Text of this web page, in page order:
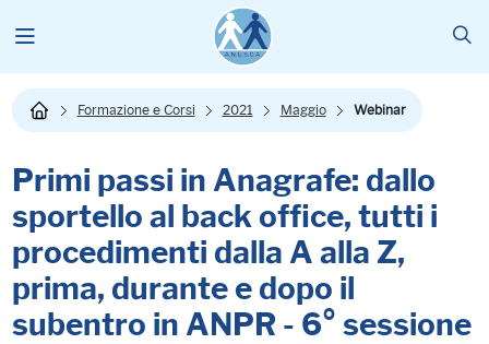
Formazione e Corsi 2021 Maggio Webinar
Primi passi in Anagrafe: dallo
sportello al backoffice, tutti i
procedimenti dalla A alla Z,
prima, durante e dopo il
subentro in ANPR - 6° sessione